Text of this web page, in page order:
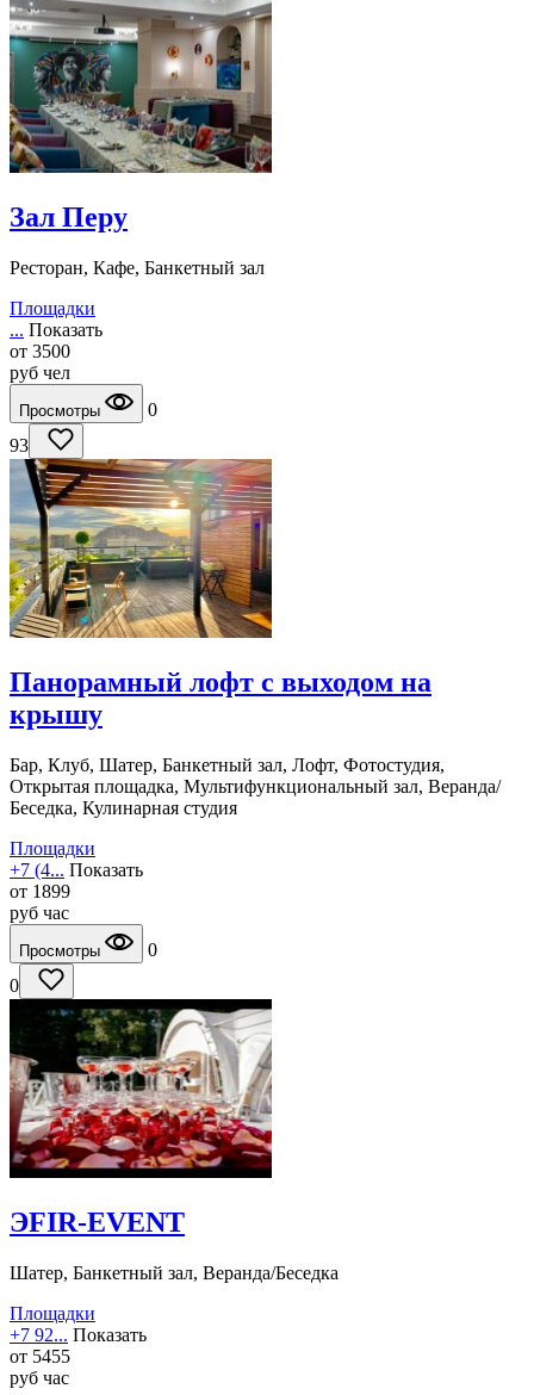
Зал Перу
Ресторан, Кафе, Банкетный зал
Площадки
... Показать
от 3500
руб чел
Просмотры
0
93
Панорамный лофт с выходом на
крышу
Бар, Клуб, Шатер, Банкетный зал, Лофт, Фотостудия,
Открытая площадка, Мультифункциональный зал, Веранда/
Беседка, Кулинарная студия
Площадки
+7 (4... Показать
от 1899
руб час
Просмотры
0
0
ЭFIR-EVENT
Шатер, Банкетный зал, Веранда/Беседка
Площадки
+7 92... Показать
от 5455
руб час